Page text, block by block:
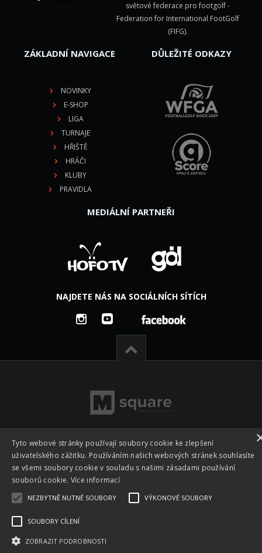
světové federace pro footgolf -
Federation for International FootGolf
(FIFG).
ZÁKLADNÍ NAVIGACE
NOVINKY
E-SHOP
LIGA
TURNAJE
HŘIŠTĚ
HRÁČI
KLUBY
PRAVIDLA
DŮLEŽITÉ ODKAZY
MEDIÁLNÍ PARTNEŘI
NAJDETE NÁS NA SOCIÁLNÍCH SÍTÍCH
Všechna práva vyhrazena © 2026 -Česká footgolfová a
fotbalgolfová asociace z.s. - CFGA
square s.r.o.
Tyto webové stránky používají soubory cookie ke zlepšení
uživatelského zážitku. Používáním našich webových stránek souhlasíte
se všemi soubory cookie v souladu s našimi zásadami používání
souborů cookie. Více informací
NEZBYTNĚ NUTNÉ SOUBORY VÝKONOVÉ SOUBORY
SOUBORY CÍLENÍ
ZOBRAZIT PODROBNOSTI